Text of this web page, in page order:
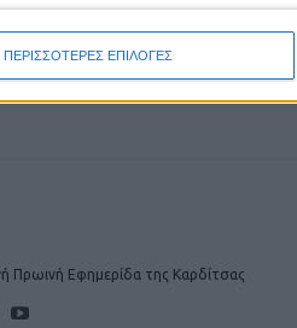
ΠΕΡΙΣΣΟΤΕΡΕΣ ΕΠΙΛΟΓΕΣ
Πρωινή Εφημερίδα της Καρδίτσας